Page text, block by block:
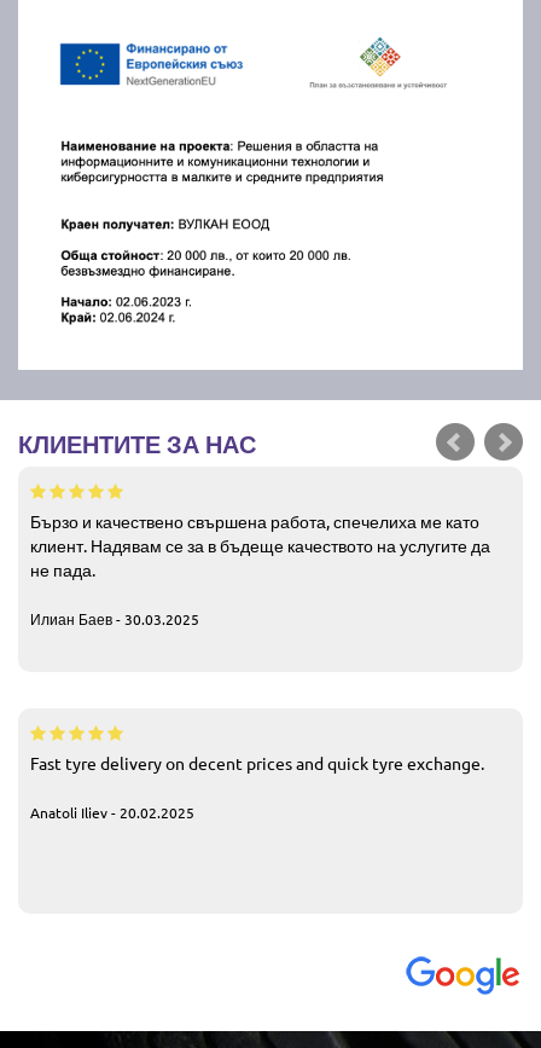
КЛИЕНТИТЕ ЗА НАС
Бързо и качествено свършена работа, спечелиха ме като
клиент. Надявам се за в бъдеще качеството на услугите да
не пада.
Илиан Баев - 30.03.2025
Fast tyre delivery on decent prices and quick tyre exchange.
Anatoli Iliev - 20.02.2025